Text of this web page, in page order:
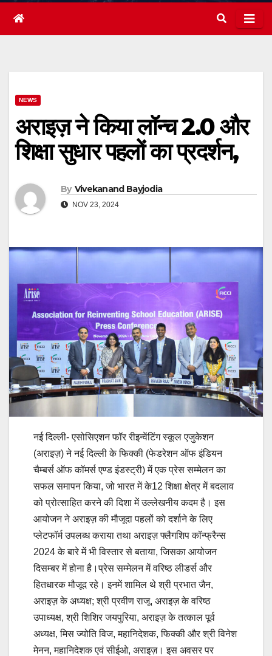
NEWS
अराइज़ ने किया लॉन्च 2.0 और
शिक्षा सुधार पहलों का प्रदर्शन,
By Vivekanand Bayjodia
NOV 23, 2024
नई दिल्ली- एसोसिएशन फॉर रीइन्वेंटिंग स्कूल एजुकेशन
(अराइज़) ने नई दिल्ली के फिक्की (फेडरेशन ऑफ इंडियन
चैम्बर्स ऑफ कॉमर्स एण्ड इंडस्ट्री) में एक प्रेस सम्मेलन का
सफल समापन किया, जो भारत में के12 शिक्षा क्षेत्र में बदलाव
को प्रोत्साहित करने की दिशा में उल्लेखनीय कदम है। इस
आयोजन ने अराइज़ की मौजूदा पहलों को दर्शाने के लिए
प्लेटफॉर्म उपलब्ध कराया तथा अराइज़ फ्लैगशिप कॉन्फ्रैन्स
2024 के बारे में भी विस्तार से बताया, जिसका आयोजन
दिसम्बर में होना है।प्रेस सम्मेलन में वरिष्ठ लीडर्स और
हितधारक मौजूद रहे। इनमें शामिल थे श्री प्रभात जैन,
अराइज़ के अध्यक्ष; श्री प्रवीण राजू, अराइज़ के वरिष्ठ
उपाध्यक्ष, श्री शिशिर जयपुरिया, अराइज़ के तत्काल पूर्व
अध्यक्ष, मिस ज्योति विज, महानिदेशक, फिक्की और श्री विनेश
मेनन, महानिदेशक एवं सीईओ, अराइज़। इस अवसर पर